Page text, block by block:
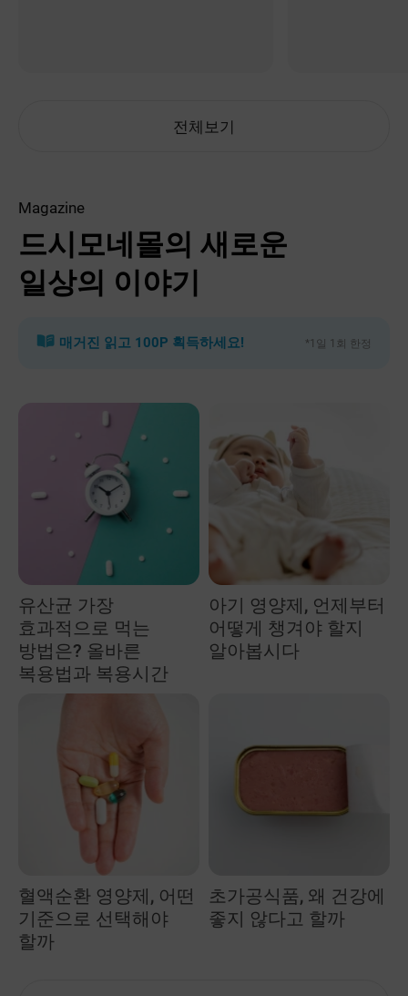
전체보기
Magazine
드시모네몰의 새로운
일상의 이야기
매거진 읽고 100P 획득하세요! *1일 1회 한정
유산균 가장
효과적으로 먹는
방법은? 올바른
복용법과 복용시간
아기 영양제, 언제부터
어떻게 챙겨야 할지
알아봅시다
혈액순환 영양제, 어떤
기준으로 선택해야
할까
초가공식품, 왜 건강에
좋지 않다고 할까